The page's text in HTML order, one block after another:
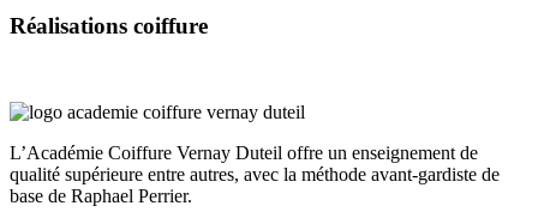
Réalisations coiffure
L’Académie Coiffure Vernay Duteil offre un enseignement de
qualité supérieure entre autres, avec la méthode avant-gardiste de
base de Raphael Perrier.